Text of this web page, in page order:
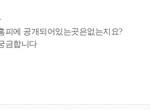
피에 공개되어있는곳은없는지요?
금합니다